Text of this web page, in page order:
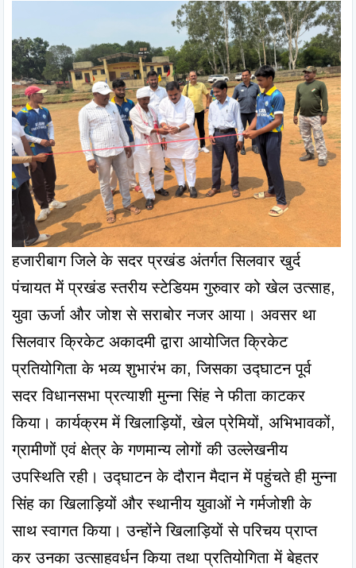
हजारीबाग जिले के सदर प्रखंड अंतर्गत सिलवार खुर्द
पंचायत में प्रखंड स्तरीय स्टेडियम गुरुवार को खेल उत्साह,
युवा ऊर्जा और जोश से सराबोर नजर आया। अवसर था
सिलवार क्रिकेट अकादमी द्वारा आयोजित क्रिकेट
प्रतियोगिता के भव्य शुभारंभ का, जिसका उद्घाटन पूर्व
सदर विधानसभा प्रत्याशी मुन्ना सिंह ने फीता काटकर
किया। कार्यक्रम में खिलाड़ियों, खेल प्रेमियों, अभिभावकों,
ग्रामीणों एवं क्षेत्र के गणमान्य लोगों की उल्लेखनीय
उपस्थिति रही। उद्घाटन के दौरान मैदान में पहुंचते ही मुन्ना
सिंह का खिलाड़ियों और स्थानीय युवाओं ने गर्मजोशी के
साथ स्वागत किया। उन्होंने खिलाड़ियों से परिचय प्राप्त
कर उनका उत्साहवर्धन किया तथा प्रतियोगिता में बेहतर